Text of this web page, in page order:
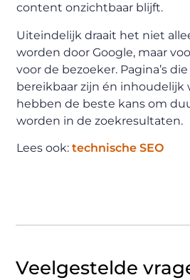
content onzichtbaar blijft.
Uiteindelijk draait het niet
worden door Google, maar
voor de bezoeker. Pagina’s
bereikbaar zijn én inhoudelijk
hebben de beste kans om
worden in de zoekresultaten.
Lees ook:technische SEO
Veelgestelde